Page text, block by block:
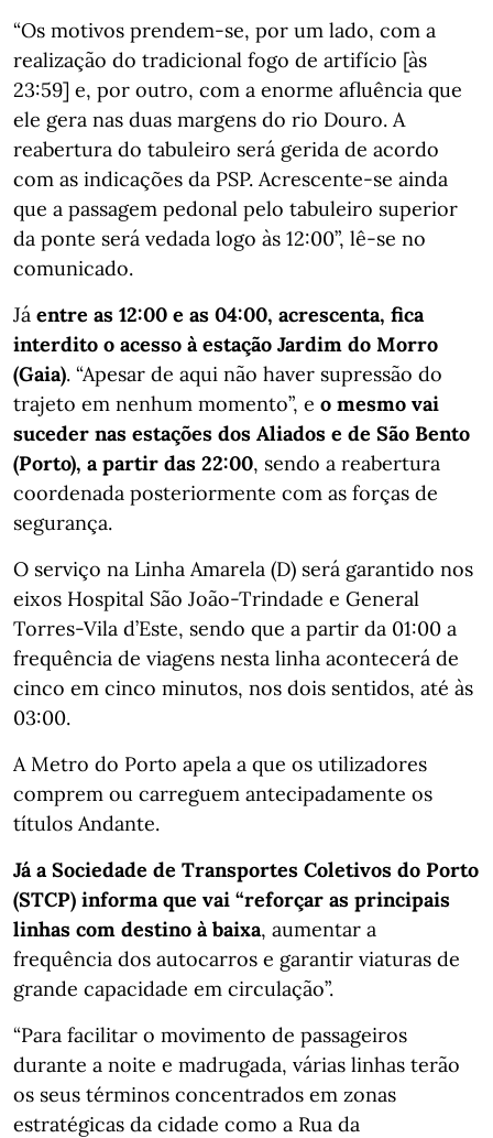
“Os motivos prendem-se, por um lado, com a
realização do tradicional fogo de artifício [às
23:59] e, por outro, com a enorme afluência que
ele gera nas duas margens do rio Douro. A
reabertura do tabuleiro será gerida de acordo
com as indicações da PSP. Acrescente-se ainda
que a passagem pedonal pelo tabuleiro superior
da ponte será vedada logo às 12:00”, lê-se no
comunicado.
Já entre as 12:00 e as 04:00, acrescenta, fica
interdito o acesso à estação Jardim do Morro
(Gaia). “Apesar de aqui não haver supressão do
trajeto em nenhum momento”, e o mesmo vai
suceder nas estações dos Aliados e de São Bento
(Porto), a partir das 22:00, sendo a reabertura
coordenada posteriormente com as forças de
segurança.
O serviço na Linha Amarela (D) será garantido nos
eixos Hospital São João-Trindade e General
Torres-Vila d’Este, sendo que a partir da 01:00 a
frequência de viagens nesta linha acontecerá de
cinco em cinco minutos, nos dois sentidos, até às
03:00.
A Metro do Porto apela a que os utilizadores
comprem ou carreguem antecipadamente os
títulos Andante.
Já a Sociedade de Transportes Coletivos do Porto
(STCP) informa que vai “reforçar as principais
linhas com destino à baixa, aumentar a
frequência dos autocarros e garantir viaturas de
grande capacidade em circulação”.
“Para facilitar o movimento de passageiros
durante a noite e madrugada, várias linhas terão
os seus términos concentrados em zonas
estratégicas da cidade como a Rua da